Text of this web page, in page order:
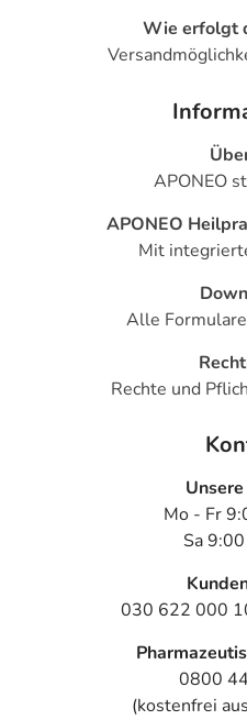
Wie erfolgt
APONEO
APONEO
Mit
Alle
Rechte und
Mo - Fr
Sa
030 622 000
0800
(kostenfrei